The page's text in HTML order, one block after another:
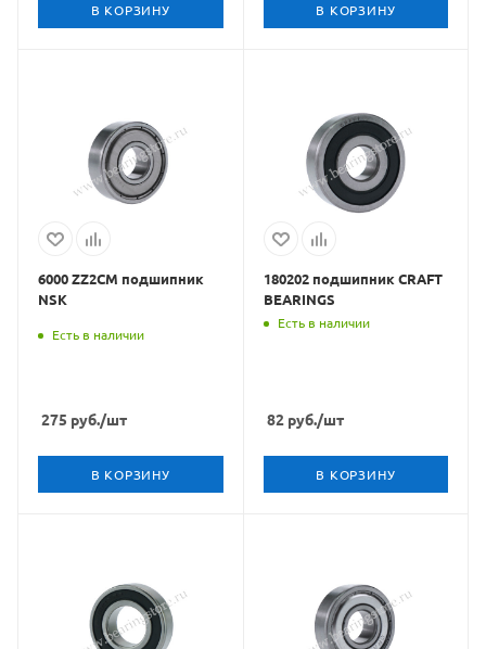
В КОРЗИНУ В КОРЗИНУ
6000 ZZ2CM подшипник
NSK
Есть в наличии
275 руб./шт
В КОРЗИНУ
180202 подшипник CRAFT
BEARINGS
Есть в наличии
82 руб./шт
В КОРЗИНУ